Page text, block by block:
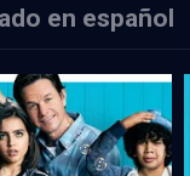
en español